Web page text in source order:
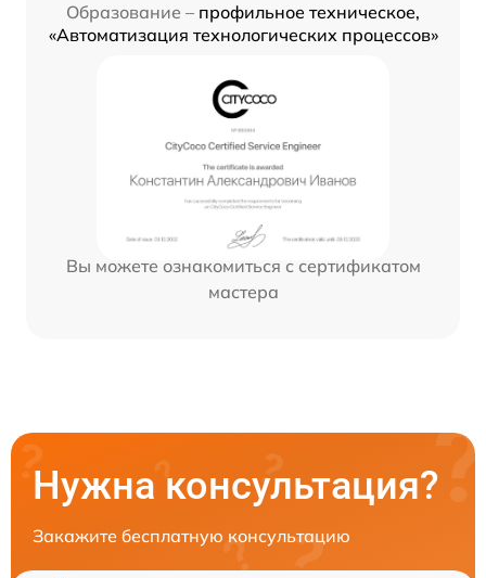
Образование – профильное техническое,
«Автоматизация технологических процессов»
Вы можете ознакомиться с сертификатом
мастера
Нужна консультация?
Закажите бесплатную консультацию